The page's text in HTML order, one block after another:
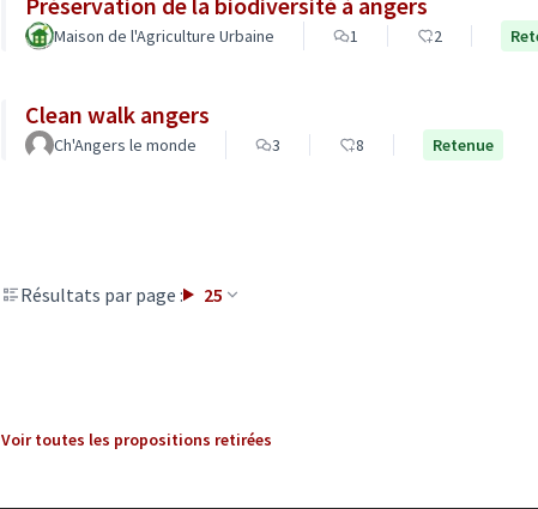
Maison de l'Agriculture Urbaine 1 2
Clean walk angers
Ch'Angers le monde 3 8 Retenue
Résultats par page : 25
Voir toutes les propositions retirées